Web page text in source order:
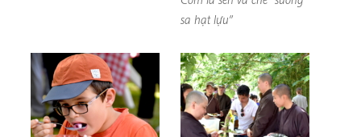
sa hạt lựu”